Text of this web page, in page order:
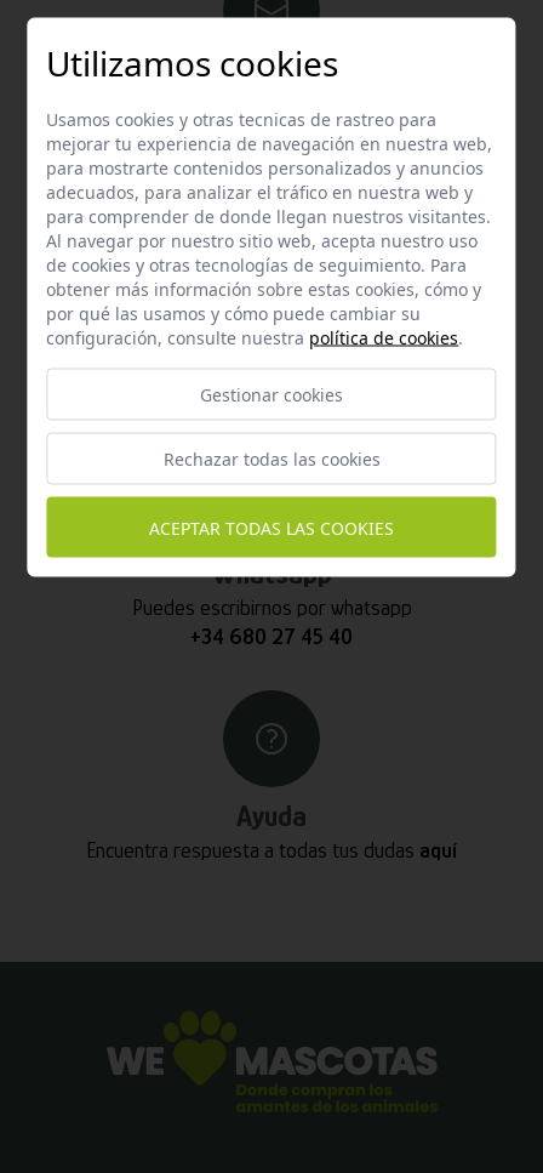
Contacta con nosotros vía email
hola@welovemascotas.com
Teléfono
587 870
Whatsapp
Puedes escribirnos por whatsapp
+34 680 27 45 40
Ayuda
Encuentra respuesta a todas tus dudas aquí
Utilizamos cookies
Usamos cookies y otras tecnicas de rastreo para
mejorar tu experiencia de navegación en nuestra web,
para mostrarte contenidos personalizados y anuncios
adecuados, para analizar el tráfico en nuestra web y
para comprender de donde llegan nuestros visitantes.
Al navegar por nuestro sitio web, acepta nuestro uso
de cookies y otras tecnologías de seguimiento. Para
obtener más información sobre estas cookies, cómo y
por qué las usamos y cómo puede cambiar su
configuración, consulte nuestra política de cookies.
Gestionar cookies
Rechazar todas las cookies
ACEPTAR TODAS LAS COOKIES